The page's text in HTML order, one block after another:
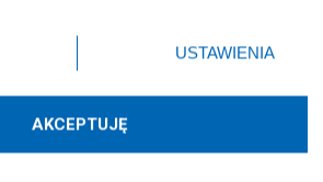
dostarcza:W3media.pl
przycisk ustawień prywatności
dolnym rogu strony
danych nie wymagają zgody
prawo sprzeciwić się takiemu
będą miały zastosowania tylko
USTAWIENIA
AKCEPTUJĘ